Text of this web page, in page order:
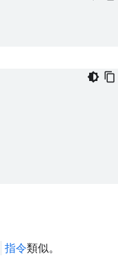
指令類似。